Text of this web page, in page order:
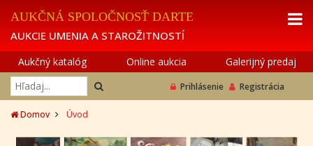
AUKČNÁ SPOLOČNOSŤ DARTE
AUKCIE UMENIA A STAROŽITNOSTÍ
Aukčný katalóg Online aukcia Galerijný predaj
Prihlásenie Registrácia
Domov Úvod